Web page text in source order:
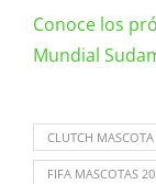
Conoce los
Mundial
CLUTCH
FIFA MASCOTAS